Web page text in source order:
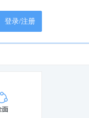
登录/注册